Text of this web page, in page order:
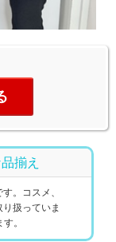
揃え
。コスメ、
扱っていま
。